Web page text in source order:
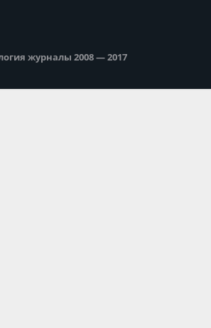
журналы 2008 — 2017